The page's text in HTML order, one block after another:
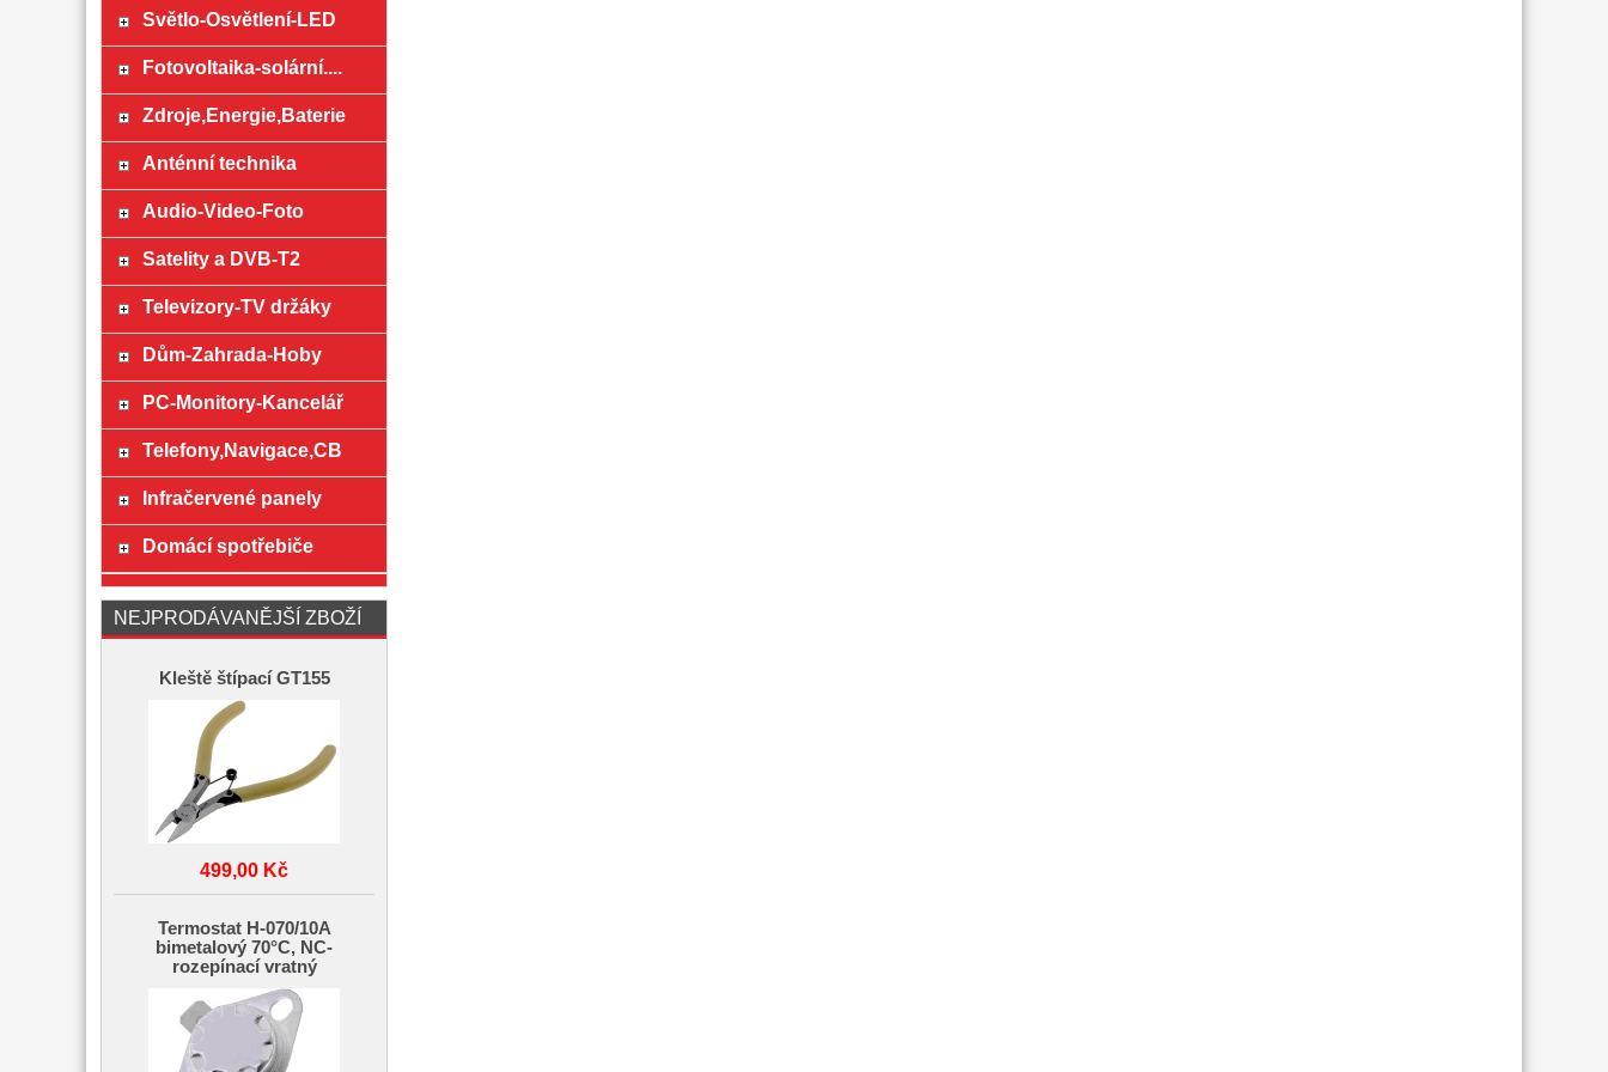
Světlo-Osvětlení-LED
Fotovoltaika-solární....
Zdroje,Energie,Baterie
Anténní technika
Audio-Video-Foto
Satelity a DVB-T2
Televizory-TV držáky
Dům-Zahrada-Hoby
PC-Monitory-Kancelář
Telefony,Navigace,CB
Infračervené panely
Domácí spotřebiče
NEJPRODÁVANĚJŠÍ ZBOŽÍ
Kleště štípací GT155
499,00 Kč
Termostat H-070/10A
bimetalový 70°C, NC-
rozepínací vratný